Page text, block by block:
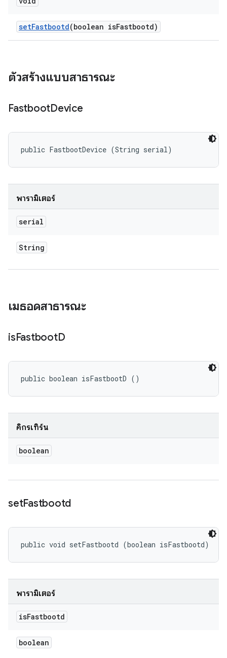
setFastbootd(boolean isFastbootd)
ตัวสร้างแบบสาธารณะ
FastbootDevice
public FastbootDevice (String serial)
พารามิเตอร์
serial
String
เมธอดสาธารณะ
isFastbootD
public boolean isFastbootD ()
คิกรีเทิร์น
boolean
setFastbootd
public void setFastbootd (boolean isFastbootd)
พารามิเตอร์
isFastbootd
boolean